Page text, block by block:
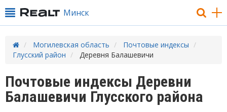
Минск
Могилевская область
Почтовые индексы
Глусский район
Деревня Балашевичи
Почтовые индексы Деревни
Балашевичи Глусского района